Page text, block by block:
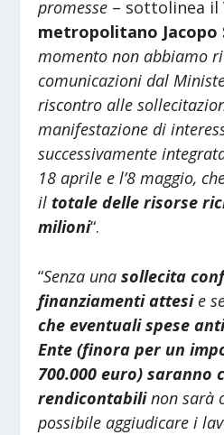
promesse – sottolinea il
metropolitano Jacopo
momento non abbiamo
comunicazioni dal
riscontro alle
manifestazione di
successivamente
18 aprile e l’8 maggio,
il totale delle risorse
milioni“.
“Senza unasollecita
finanziamenti attesie
che eventuali spese
Ente (finora per un
700.000 euro) saranno
rendicontabilinon sarà
possibile aggiudicare i